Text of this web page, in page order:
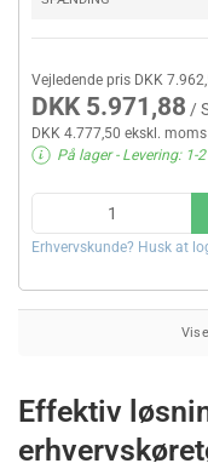
Vejledende pris DKK
DKK 5.971,88 /
DKK 4.777,50 ekskl. moms
På lager- Levering: 1-
Erhvervskunde? Husk at
Effektiv